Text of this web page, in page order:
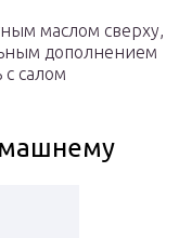
маслом сверху,
дополнением
с салом